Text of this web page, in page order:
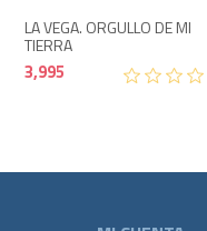
LA VEGA. ORGULLO DE MI
TIERRA
3,995